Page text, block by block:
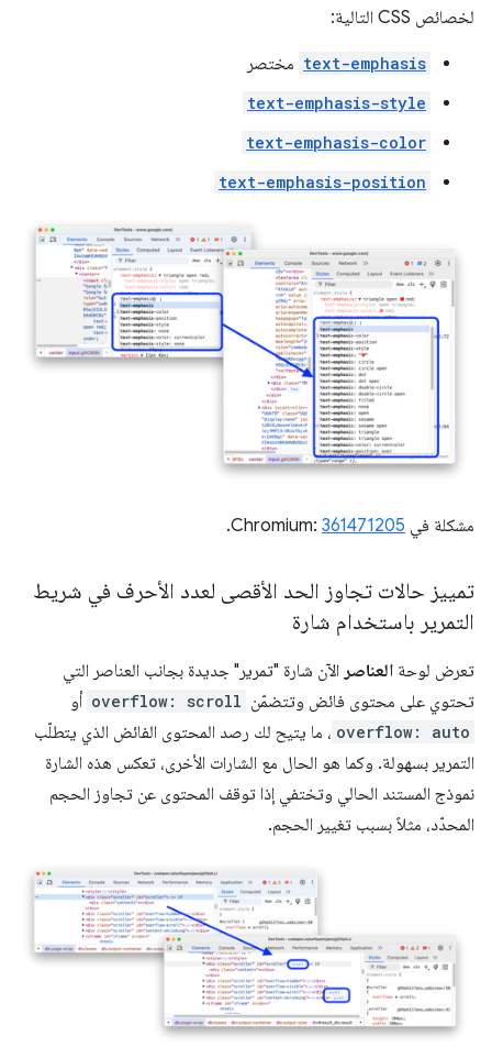
لخصائص CSS التالية:
text-emphasis مختصر
text-emphasis-style
text-emphasis-color
text-emphasis-position
مشكلة في Chromium: 361471205
.
تمييز حالات تجاوز الحد الأقصى لعدد الأحرف في شريط
التمرير باستخدام شارة
تعرض لوحة العناصر الآن شارة "تمرير" جديدة بجانب العناصر التي
تحتوي على محتوى فائض وتتضمّن overflow: scroll أو
overflow: auto ، ما يتيح لك رصد المحتوى الفائض الذي يتطلّب
التمرير بسهولة. وكما هو الحال مع الشارات الأخرى، تعكس هذه الشارة
نموذج المستند الحالي وتختفي إذا توقف المحتوى عن تجاوز الحجم
المحدّد، مثلاً بسبب تغيير الحجم.